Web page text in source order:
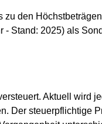
den
- Stand: 2025) als
Aktuell wird
Der steuerpflichtige